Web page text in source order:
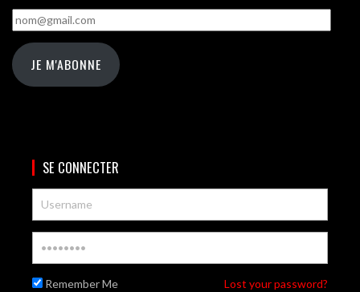
nom@gmail.com
JE M'ABONNE
SE CONNECTER
Remember Me Lost your password?